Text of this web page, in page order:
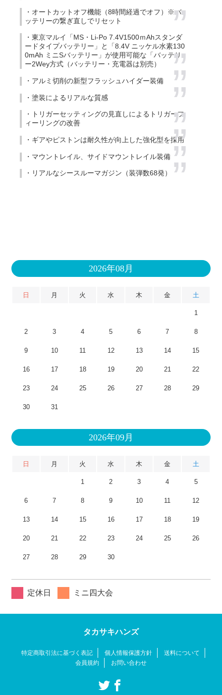
・オートカットオフ機能（8時間経過でオフ）※バ
ッテリーの繋ぎ直しでリセット
・東京マルイ「MS・Li-Po 7.4V1500ｍAhスタンダ
ードタイプバッテリー」と「8.4V ニッケル水素130
0mAh ミニSバッテリー」が使用可能な「バッテリ
ー2Wey方式（バッテリー・充電器は別売）
・アルミ切削の新型フラッシュハイダー装備
・塗装によるリアルな質感
・トリガーセッティングの見直しによるトリガーフ
ィーリングの改善
・ギアやピストンは耐久性が向上した強化型を採用
・マウントレイル、サイドマウントレイル装備
・リアルなシースルーマガジン（装弾数68発）
2026年08月
日 月 火 水 木 金 土
1
2 3 4 5 6 7 8
9 10 11 12 13 14 15
16 17 18 19 20 21 22
23 24 25 26 27 28 29
30 31
2026年09月
日 月 火 水 木 金 土
1 2 3 4 5
6 7 8 9 10 11 12
13 14 15 16 17 18 19
20 21 22 23 24 25 26
27 28 29 30
定休日 ミニ四大会
タカサキハンズ
特定商取引法に基づく表記 個人情報保護方針
送料について
会員規約
お問い合わせ